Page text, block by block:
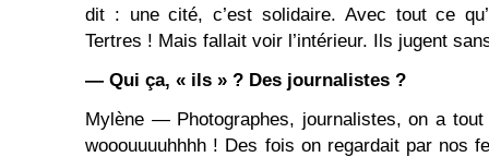
dit : une cité, c’est solidaire. Avec tout ce
Tertres ! Mais fallait voir l’intérieur. Ils jugent
— Qui ça, « ils » ? Des journalistes ?
Mylène — Photographes, journalistes, on a
wooouuuuhhhh ! Des fois on regardait par nos